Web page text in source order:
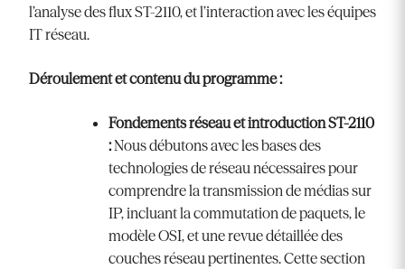
l’analyse des flux ST-2110, et l’interaction avec les équipes
IT réseau.
Déroulement et contenu du programme :
Fondements réseau et introduction ST-2110
:Nous débutons avec les bases des
technologies de réseau nécessaires pour
comprendre la transmission de médias sur
IP, incluant la commutation de paquets, le
modèle OSI, et une revue détaillée des
couches réseau pertinentes. Cette section